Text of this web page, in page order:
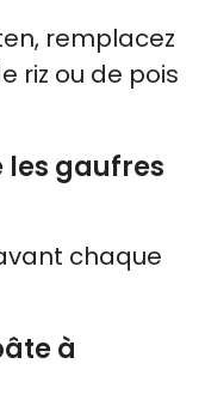
remplacez
riz ou de pois
les gaufres
chaque
à